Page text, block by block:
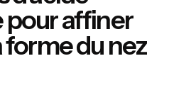
pour affiner
du nez